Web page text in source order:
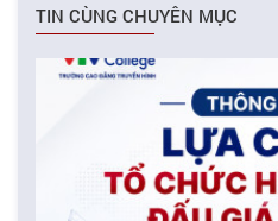
TIN CÙNG CHUYÊN MỤC